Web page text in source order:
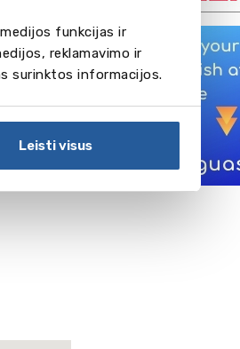
funkcijas ir
reklamavimo ir
surinktos informacijos.
Leisti visus